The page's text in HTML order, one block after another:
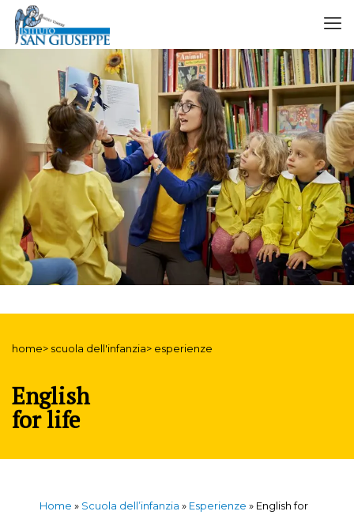
home> scuola dell'infanzia> esperienze
English
for life
Home » Scuola dell’infanzia » Esperienze » English for